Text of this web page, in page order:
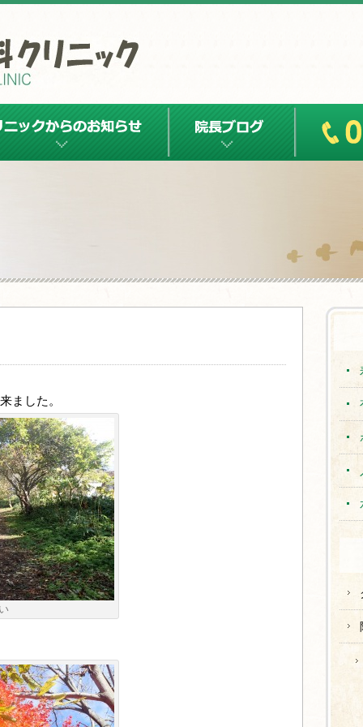
ました。